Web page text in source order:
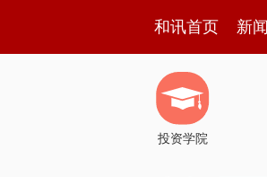
和讯首页 新闻
投资学院